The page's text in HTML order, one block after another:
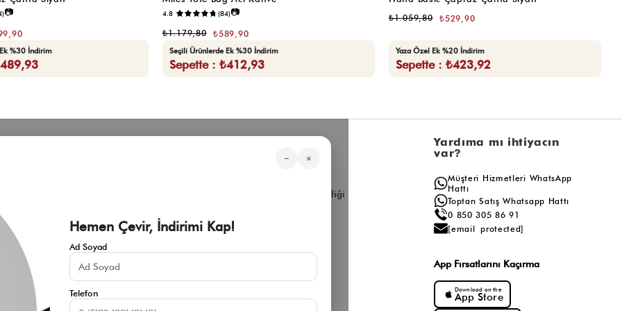
📷
%30 İndirim
4.8 (84)📷
₺589,90
₺1.179,80
Seçili Ürünlerde Ek %30 İndirim
Sepette : ₺412,93
₺529,90
₺1.059,80
Yaza Özel Ek %20 İndirim
Sepette : ₺423,92
Müşteri Hizmetleri
Çerez Politikası
İade ve Değişim Şartları
Mesafeli Satış Sözleşmesi
Gizlilik Politikası
Kurumsal
İnfluencer İş Birliği
Yardıma mı ihtiyacın
var?
Müşteri Hizmetleri WhatsApp
Hattı
Toptan Satış Whatsapp Hattı
0 850 305 86 91
[email protected]
App Fırsatlarını Kaçırma
Download on the
App Store
− ×
Hemen Çevir, İndirimi Kap!
Ad Soyad
Telefon